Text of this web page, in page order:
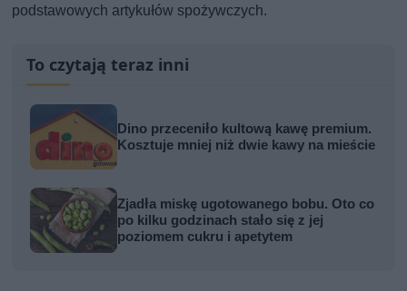
podstawowych artykułów spożywczych.
To czytają teraz inni
Dino przeceniło kultową kawę premium.
Kosztuje mniej niż dwie kawy na mieście
Zjadła miskę ugotowanego bobu. Oto co
po kilku godzinach stało się z jej
poziomem cukru i apetytem